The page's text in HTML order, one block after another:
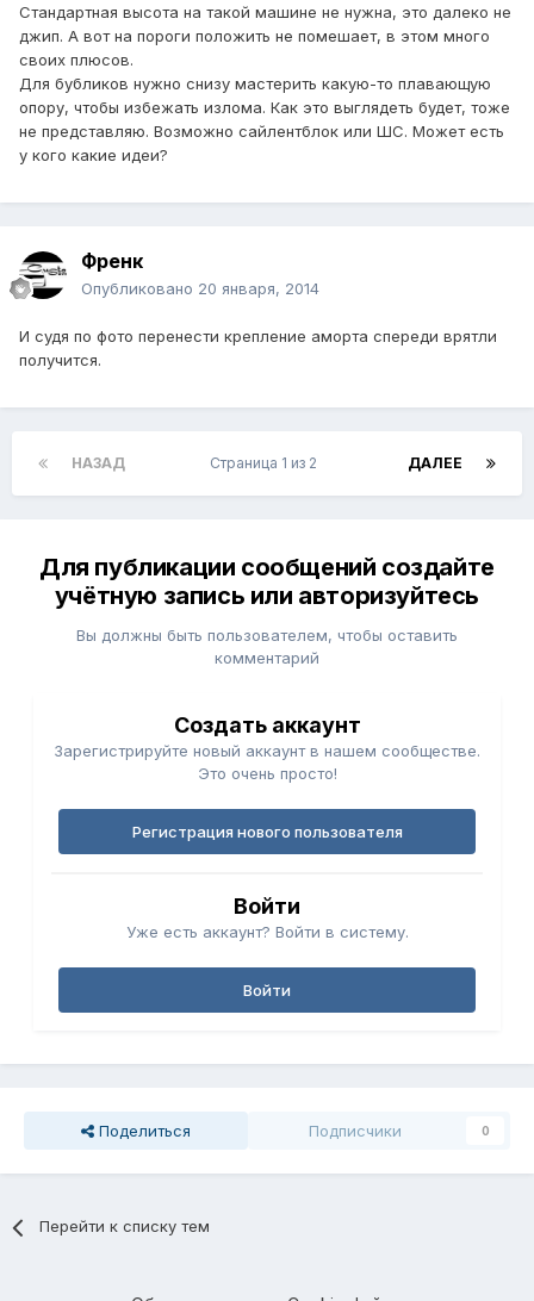
Стандартная высота на такой машине не нужна, это далеко не
джип. А вот на пороги положить не помешает, в этом много
своих плюсов.
Для бубликов нужно снизу мастерить какую-то плавающую
опору, чтобы избежать излома. Как это выглядеть будет, тоже
не представляю. Возможно сайлентблок или ШС. Может есть
у кого какие идеи?
Френк
Опубликовано 20 января, 2014
И судя по фото перенести крепление аморта спереди врятли
получится.
НАЗАД ДАЛЕЕ
Страница 1 из 2
Для публикации сообщений создайте
учётную запись или авторизуйтесь
Вы должны быть пользователем, чтобы оставить
комментарий
Создать аккаунт
Зарегистрируйте новый аккаунт в нашем сообществе.
Это очень просто!
Регистрация нового пользователя
Войти
Уже есть аккаунт? Войти в систему.
Войти
Поделиться Подписчики 0
Перейти к списку тем